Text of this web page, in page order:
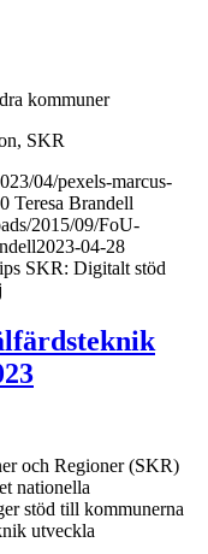
kommuner
SKR
04/pexels-marcus-
Teresa Brandell
2015/09/FoU-
2023-04-28
SKR: Digitalt stöd
och Regioner (SKR)
nationella
stöd till kommunerna
utveckla